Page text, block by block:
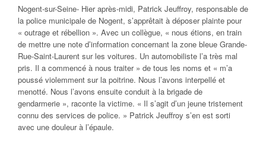
Nogent-sur-Seine- Hier après-midi, Patrick Jeuffroy, responsable de
la police municipale de Nogent, s’apprêtait à déposer plainte pour
« outrage et rébellion ». Avec un collègue, « nous étions, en train
de mettre une note d’information concernant la zone bleue Grande-
Rue-Saint-Laurent sur les voitures. Un automobiliste l’a très mal
pris. Il a commencé à nous traiter » de tous les noms et « m’a
poussé violemment sur la poitrine. Nous l’avons interpellé et
menotté. Nous l’avons ensuite conduit à la brigade de
gendarmerie », raconte la victime. « Il s’agit d’un jeune tristement
connu des services de police. » Patrick Jeuffroy s’en est sorti
avec une douleur à l’épaule.